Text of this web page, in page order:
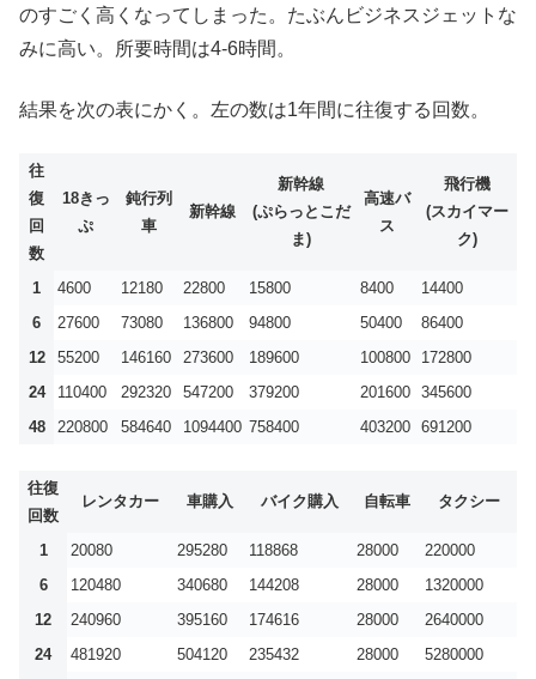
のすごく高くなってしまった。たぶんビジネスジェットな
みに高い。所要時間は4-6時間。
結果を次の表にかく。左の数は1年間に往復する回数。
往
復
回
数
18きっ
ぷ
鈍行列
車
新幹線
新幹線
(ぷらっとこだ
ま)
高速バ
ス
飛行機
(スカイマー
ク)
1 4600 12180 22800 15800 8400
14400
6
27600 73080 136800 94800 50400
86400
12
55200 146160 273600 189600 100800
172800
24
110400 292320 547200 379200 201600 345600
48
220800 584640 1094400 758400 403200 691200
往復
回数
レンタカー 車購入 バイク購入 自転車 タクシー
1 20080 295280 118868 28000
220000
6
120480 340680 144208 28000
1320000
12
240960 395160 174616 28000
2640000
24
481920 504120 235432 28000
5280000